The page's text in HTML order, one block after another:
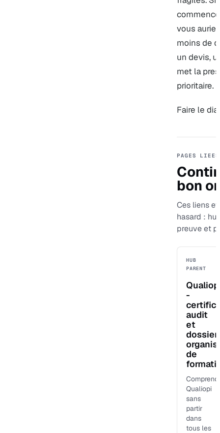
vous
moins de
un devis,
met la
prioritaire.
Faire le
PAGES LIEES
bon
Ces liens
hasard :
preuve et
HUB
PARENT
-
audit
et
dossier
de
Qualiopi
sans
partir
dans
tous les